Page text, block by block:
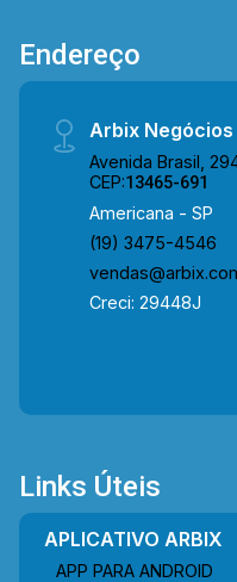
está próximo à Av.
Entre em contato
e agende a sua
3475-4546 ARBIX IMÓVEIS - Presente em cada
mudança!
Endereço
Arbix
Avenida Brasil,
CEP:13465-691
Americana - SP
(19) 3475-4546
Creci: 29448J
Links Úteis
APLICATIVO ARBIX
APP PARA ANDROID